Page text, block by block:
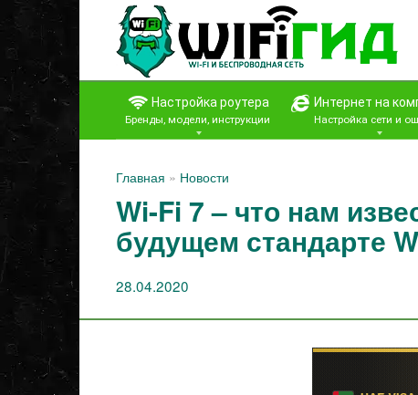
Перейти
контенту
Настройка роутера
Бренды, модели, инструкции
Интернет на
Настройка сети и
Главная » Новости
Wi-Fi 7 – что нам
будущем стандарте
28.04.2020